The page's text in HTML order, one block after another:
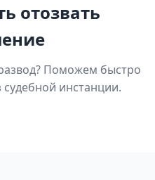
отозвать
Поможем быстро
судебной инстанции.